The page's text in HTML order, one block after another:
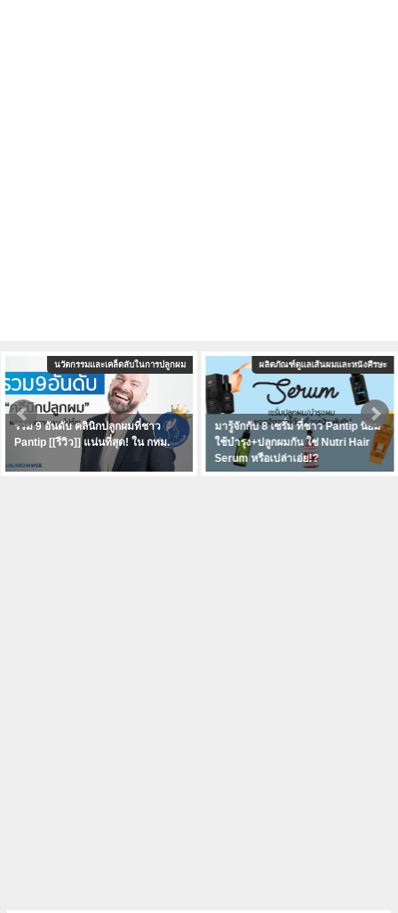
ผลิตภัณฑ์ดูแลเส้นผมและหนังศีรษะ
มารู้จักกับ 8 เซรั่ม ที่ชาว Pantip นิยม
ใช้บำรุง+ปลูกผมกัน ใช่ Nutri Hair
Serum หรือเปล่าเอ่ย!?
เสริมความมั่นใจด้วยทรงผม
เคล็ดลับเพิ่มเสน่ห์ให้ทรงผม ผมบาง
ผมน้อยลองให้ "วิก" มาเป็นตัวช่วยดูสิ